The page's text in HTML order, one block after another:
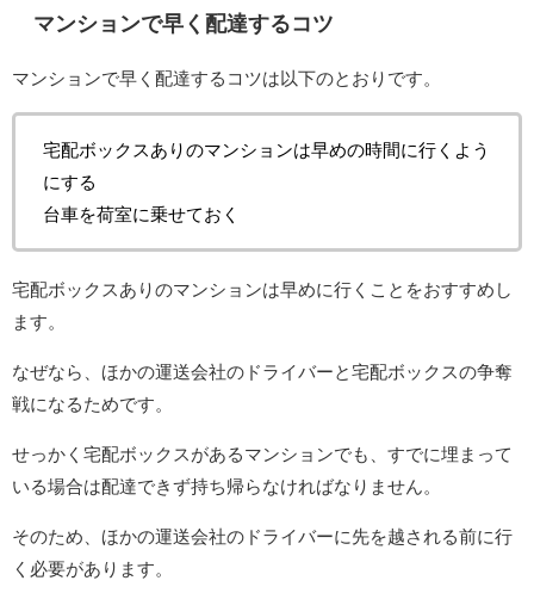
マンションで早く配達するコツ
マンションで早く配達するコツは以下のとおりです。
宅配ボックスありのマンションは早めの時間に行くよう
にする
台車を荷室に乗せておく
宅配ボックスありのマンションは早めに行くことをおすすめし
ます。
なぜなら、ほかの運送会社のドライバーと宅配ボックスの争奪
戦になるためです。
せっかく宅配ボックスがあるマンションでも、すでに埋まって
いる場合は配達できず持ち帰らなければなりません。
そのため、ほかの運送会社のドライバーに先を越される前に行
く必要があります。